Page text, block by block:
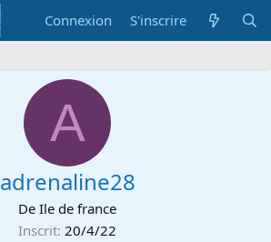
Connexion S'inscrire
A
adrenaline28
De Ile de france
Inscrit 20/4/22